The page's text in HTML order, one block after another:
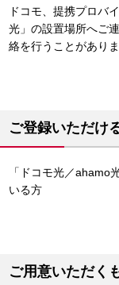
ドコモ、提携プロバ
光」の設置場所へご
絡を行うことがありま
ご登録いただけ
「ドコモ光／ahamo
いる方
ご用意いただく